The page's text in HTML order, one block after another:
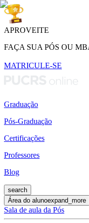
APROVEITE
FAÇA SUA PÓS OU
MATRICULE-SE
Graduação
Pós-Graduação
Certificações
Professores
Blog
search
Área do alunoexpand_more
Sala de aula da Pós